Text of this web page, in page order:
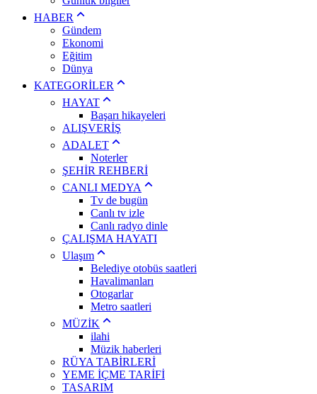
HABER
Gündem
Ekonomi
Eğitim
Dünya
KATEGORİLER
HAYAT
Başarı hikayeleri
ALIŞVERİŞ
ADALET
Noterler
ŞEHİR REHBERİ
CANLI MEDYA
Tv de bugün
Canlı tv izle
Canlı radyo dinle
ÇALIŞMA HAYATI
Ulaşım
Belediye otobüs saatleri
Havalimanları
Otogarlar
Metro saatleri
MÜZİK
ilahi
Müzik haberleri
RÜYA TABİRLERİ
YEME İÇME TARİFİ
TASARIM